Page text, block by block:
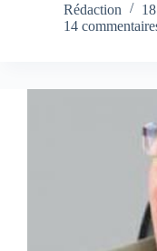
Rédaction
14